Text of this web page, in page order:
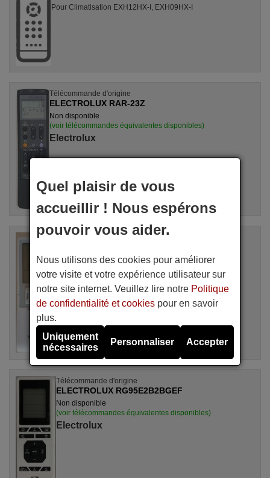
Pour Climatisation EXH12HX-I, EXH09HX-I
Télécommande d'origine
ELECTROLUX RAR-23Z
Non disponible
(voir télécommandes équivalentes disponibles)
Electrolux
Télécommande d'origine
Non disponible
(voir télécommandes équivalentes disponibles)
Télécommande d'origine
ELECTROLUX RG95E2B2BGEF
Non disponible
(voir télécommandes équivalentes disponibles)
Electrolux
Quel plaisir de vous
accueillir ! Nous espérons
pouvoir vous aider.
Nous utilisons des cookies pour améliorer
votre visite et votre expérience utilisateur sur
notre site internet. Veuillez lire notre Politique
de confidentialité et cookies pour en savoir
plus.
Uniquement
nécessaires
Personnaliser Accepter